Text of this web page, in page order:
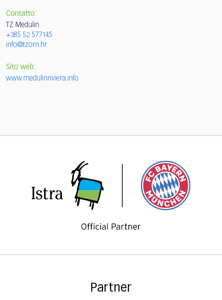
Contatto:
TZ Medulin
+385 52 577145
info@tzom.hr
Sito web:
www.medulinriviera.info
Partner